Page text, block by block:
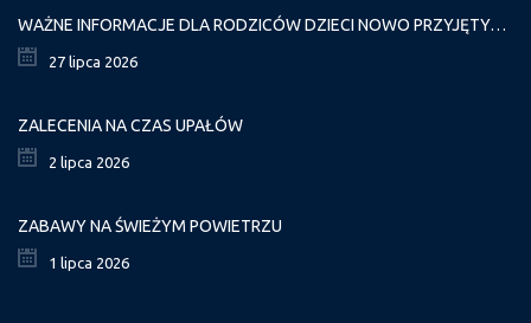
WAŻNE INFORMACJE DLA RODZICÓW DZIECI NOWO PRZYJĘTYCH GR. I
27 lipca 2026
ZALECENIA NA CZAS UPAŁÓW
2 lipca 2026
ZABAWY NA ŚWIEŻYM POWIETRZU
1 lipca 2026